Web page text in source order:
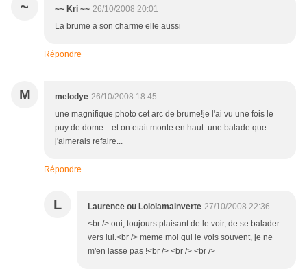
~ ~~ Kri ~~ 26/10/2008 20:01
La brume a son charme elle aussi
Répondre
M melodye 26/10/2008 18:45
une magnifique photo cet arc de brume!je l'ai vu une fois le
puy de dome... et on etait monte en haut. une balade que
j'aimerais refaire...
Répondre
L Laurence ou Lololamainverte 27/10/2008 22:36
<br /> oui, toujours plaisant de le voir, de se balader
vers lui.<br /> meme moi qui le vois souvent, je ne
m'en lasse pas !<br /> <br /> <br />